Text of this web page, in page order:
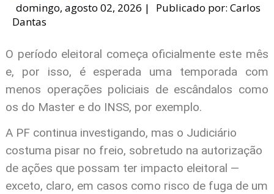
domingo, agosto 02, 2026 | Publicado por:Carlos
Dantas
O período eleitoral começa oficialmente este mês
e, por isso, é esperada uma temporada com
menos operações policiais de escândalos como
os do Master e do INSS, por exemplo.
A PF continua investigando, mas o Judiciário
costuma pisar no freio, sobretudo na autorização
de ações que possam ter impacto eleitoral —
exceto, claro, em casos como risco de fuga de um